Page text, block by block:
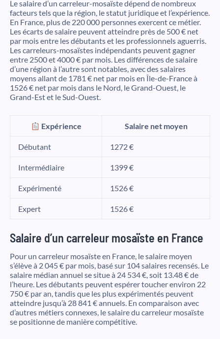
Le salaire d’un carreleur-mosaïste dépend de nombreux
facteurs tels que la région, le statut juridique et l’expérience.
En France, plus de 220 000 personnes exercent ce métier.
Les écarts de salaire peuvent atteindre près de 500 € net
par mois entre les débutants et les professionnels aguerris.
Les carreleurs-mosaïstes indépendants peuvent gagner
entre 2500 et 4000 € par mois. Les différences de salaire
d’une région à l’autre sont notables, avec des salaires
moyens allant de 1781 € net par mois en Île-de-France à
1526 € net par mois dans le Nord, le Grand-Ouest, le
Grand-Est et le Sud-Ouest.
Expérience Salaire net moyen
Débutant 1272 €
Intermédiaire 1399 €
Expérimenté 1526 €
Expert 1526 €
Salaire d’un carreleur mosaïste en France
Pour un carreleur mosaïste en France, le salaire moyen
s’élève à 2 045 € par mois, basé sur 104 salaires recensés. Le
salaire médian annuel se situe à 24 534 €, soit 13.48 € de
l’heure. Les débutants peuvent espérer toucher environ 22
750 € par an, tandis que les plus expérimentés peuvent
atteindre jusqu’à 28 841 € annuels. En comparaison avec
d’autres métiers connexes, le salaire du carreleur mosaïste
se positionne de manière compétitive.